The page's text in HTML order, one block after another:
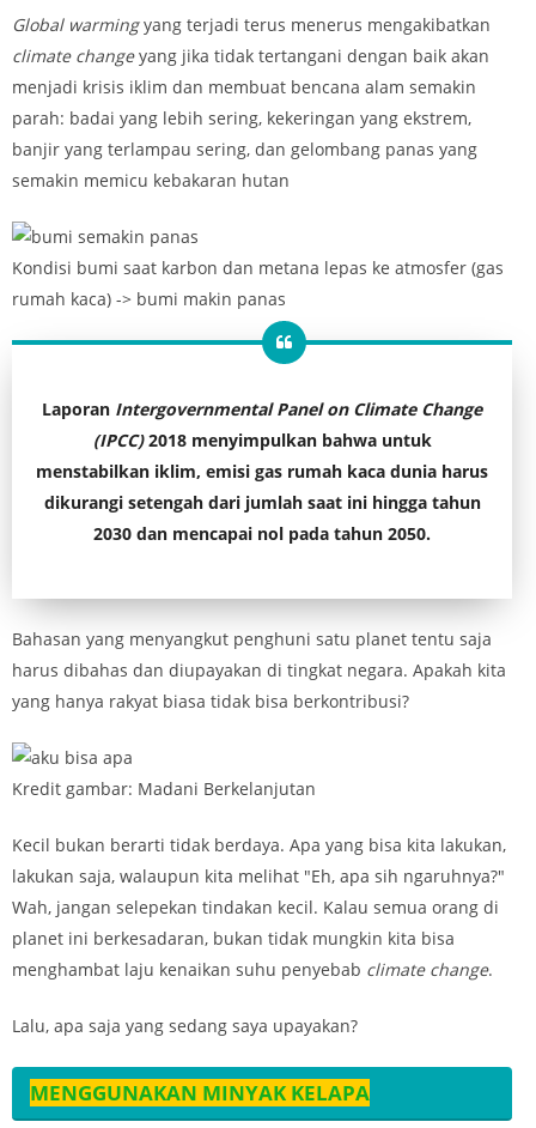
Global warmingyang terjadi terus menerus mengakibatkan
climate changeyang jika tidak tertangani dengan baik akan
menjadi krisis iklim dan membuat bencana alam semakin
parah: badai yang lebih sering, kekeringan yang ekstrem,
banjir yang terlampau sering, dan gelombang panas yang
semakin memicu kebakaran hutan
Kondisi bumi saat karbon dan metana lepas ke atmosfer (gas
rumah kaca) -> bumi makin panas
Laporan Intergovernmental Panel on Climate Change
(IPCC)2018 menyimpulkan bahwa untuk
menstabilkan iklim, emisi gas rumah kaca dunia harus
dikurangi setengah dari jumlah saat ini hingga tahun
2030 dan mencapai nol pada tahun 2050.
Bahasan yang menyangkut penghuni satu planet tentu saja
harus dibahas dan diupayakan di tingkat negara. Apakah kita
yang hanya rakyat biasa tidak bisa berkontribusi?
Kredit gambar: Madani Berkelanjutan
Kecil bukan berarti tidak berdaya. Apa yang bisa kita lakukan,
lakukan saja, walaupun kita melihat "Eh, apa sih ngaruhnya?"
Wah, jangan selepekan tindakan kecil. Kalau semua orang di
planet ini berkesadaran, bukan tidak mungkin kita bisa
menghambat laju kenaikan suhu penyebab climate change.
Lalu, apa saja yang sedang saya upayakan?
MENGGUNAKAN MINYAK KELAPA